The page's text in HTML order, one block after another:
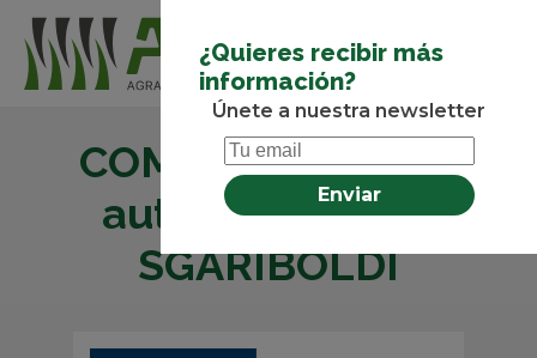
COMBI 7200 sinfín
autopropulsado
SGARIBOLDI
¿Quieres recibir más
información?
Únete a nuestra newsletter